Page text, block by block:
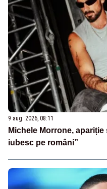
9 aug. 2026, 08:11
Michele Morrone,
iubesc pe români”